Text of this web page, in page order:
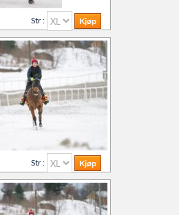
Str :
Str :